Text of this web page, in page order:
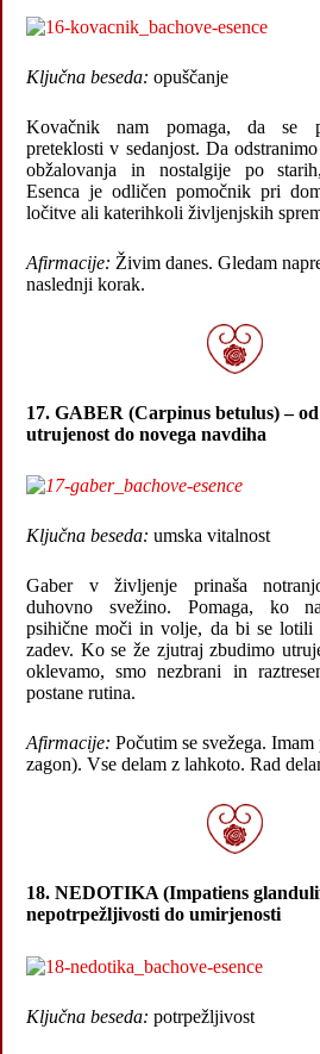
Ključna beseda: opuščanje
Kovačnik nam pomaga, da se
preteklosti v sedanjost. Da
obžalovanja in nostalgije po
Esenca je odličen pomočnik pri
ločitve ali katerihkoli življenjskih
Afirmacije: Živim danes. Gledam
naslednji korak.
17. GABER (Carpinus betulus) – od
utrujenost do novega navdiha
Ključna beseda: umska vitalnost
Gaber v življenje prinaša
duhovno svežino. Pomaga, ko
psihične moči in volje, da bi se lotili
zadev. Ko se že zjutraj zbudimo
oklevamo, smo nezbrani in
postane rutina.
Afirmacije: Počutim se svežega. Imam
zagon). Vse delam z lahkoto. Rad
18. NEDOTIKA (Impatiens
nepotrpežljivosti do umirjenosti
Ključna beseda: potrpežljivost